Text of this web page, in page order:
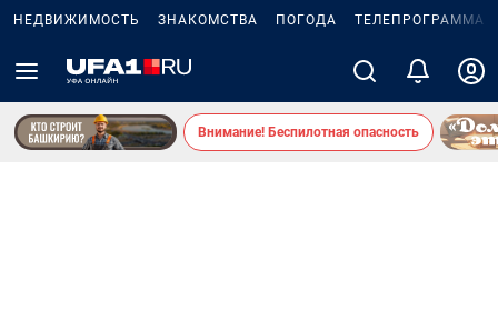
НЕДВИЖИМОСТЬ ЗНАКОМСТВА ПОГОДА ТЕЛЕПРОГРАММА
Внимание! Беспилотная опасность